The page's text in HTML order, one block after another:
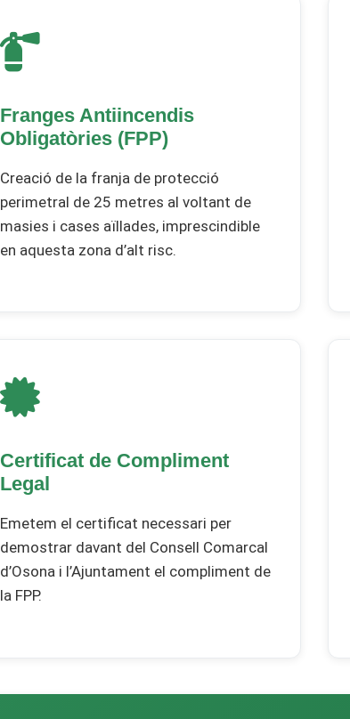
Franges Antiincendis
Obligatòries (FPP)
Creació de la franja de protecció
perimetral de 25 metres al voltant de
masies i cases aïllades, imprescindible
en aquesta zona d’alt risc.
Certificat de Compliment
Legal
Emetem el certificat necessari per
demostrar davant del Consell Comarcal
d’Osona i l’Ajuntament el compliment de
la FPP.